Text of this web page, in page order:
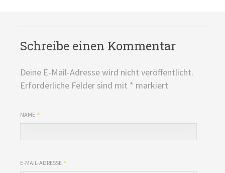
Schreibe einen Kommentar
Deine E-Mail-Adresse wird nicht veröffentlicht.
Erforderliche Felder sind mit * markiert
NAME
E-MAIL-ADRESSE